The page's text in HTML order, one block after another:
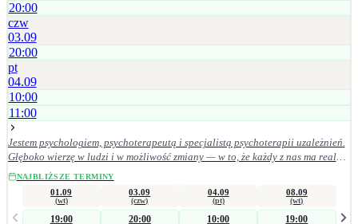
20:00
czw
03.09
20:00
pt
04.09
10:00
11:00
Jestem psychologiem, psychoterapeutą i specjalistą psychoterapii uzależnień.
Głęboko wierzę w ludzi i w możliwość zmiany — w to, że każdy z nas ma realny
wpływ na swoje życie, wystarczy w to uwierzyć i konsekwentnie działać w
(alkohol, hazard, seksualność, media społecznościowe), • depresją, nerwicą,
zaburzeniami lękowymi i stresem, • zespołem stresu pourazowego (PTSD). Sesje
NAJBLIŻSZE TERMINY
01.09
(wt)
19:00
03.09
(czw)
20:00
04.09
(pt)
10:00
08.09
(wt)
19:00